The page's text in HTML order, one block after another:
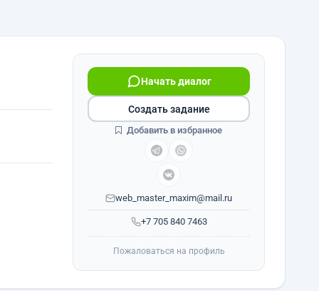
+7 705 840 7463
Начать диалог
web_master_maxim@mail.ru
Создать задание
Добавить в избранное
Пожаловаться на профиль